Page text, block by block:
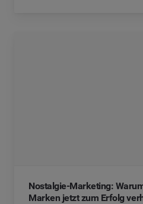
Nostalgie-Marketing:
Marken jetzt zum Erfolg